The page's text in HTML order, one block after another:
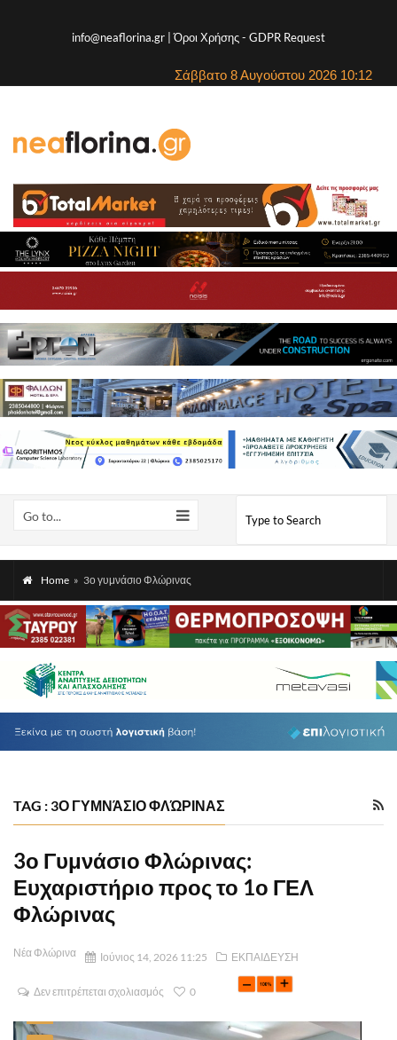
info@neaflorina.gr |Όροι Χρήσης- GDPR Request
Σάββατο 8 Αυγούστου 2026 10:12
Go to...
Home » 3ο γυμνάσιο Φλώρινας
TAG : 3Ο ΓΥΜΝΆΣΙΟ ΦΛΏΡΙΝΑΣ
3ο Γυμνάσιο Φλώρινας:
Ευχαριστήριο προς το 1ο ΓΕΛ
Φλώρινας
Νέα Φλώρινα Ιούνιος 14, 2026 11:25 ΕΚΠΑΙΔΕΥΣΗ
Δεν επιτρέπεται σχολιασμός 0